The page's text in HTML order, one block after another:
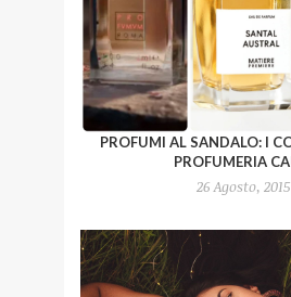
PROFUMI AL SANDALO: I
PROFUMERIA
26 Agosto, 2015